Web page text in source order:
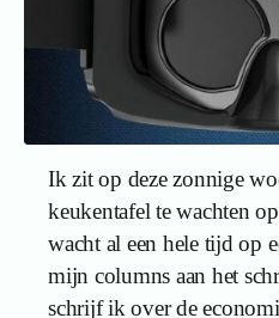
Ik zit op deze zonnige
keukentafel te wachten
wacht al een hele tijd
mijn columns aan het
schrijf ik over de